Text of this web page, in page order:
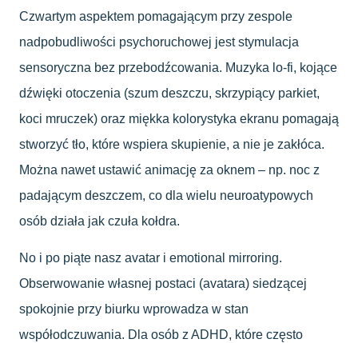
Czwartym aspektem pomagającym przy zespole
nadpobudliwości psychoruchowej jest stymulacja
sensoryczna bez przebodźcowania. Muzyka lo-fi, kojące
dźwięki otoczenia (szum deszczu, skrzypiący parkiet,
koci mruczek) oraz miękka kolorystyka ekranu pomagają
stworzyć tło, które wspiera skupienie, a nie je zakłóca.
Można nawet ustawić animację za oknem – np. noc z
padającym deszczem, co dla wielu neuroatypowych
osób działa jak czuła kołdra.
No i po piąte nasz avatar i emotional mirroring.
Obserwowanie własnej postaci (avatara) siedzącej
spokojnie przy biurku wprowadza w stan
współodczuwania. Dla osób z ADHD, które często